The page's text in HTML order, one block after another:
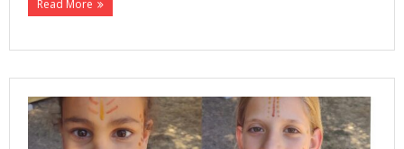
Read More